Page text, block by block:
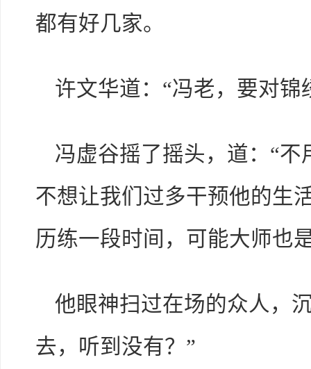
都有好几家。
许文华道：“冯老，要对
冯虚谷摇了摇头，道：“
不想让我们过多干预他的生
历练一段时间，可能大师也
他眼神扫过在场的众人，
去，听到没有？”